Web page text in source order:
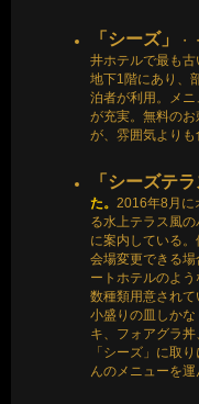
「シーズ」 ・
井ホテルで最も
地下1階にあり、
泊者が利用。メ
が充実。無料の
が、雰囲気よりも
「シーズテラ
た。 2016年8月に
る水上テラス風
に案内している
会場変更できる
ートホテルのよ
数種類用意され
小盛りの皿しか
キ、フォアグラ
「シーズ」に取
んのメニューを運